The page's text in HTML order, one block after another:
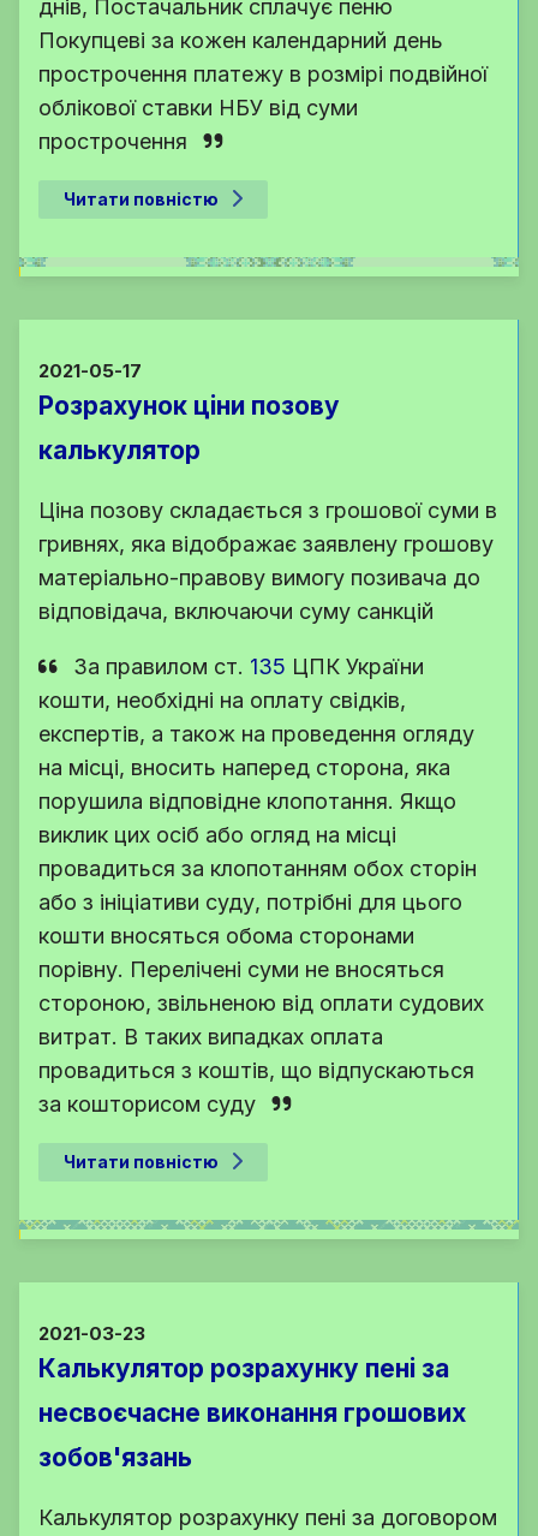
днів, Постачальник сплачує пеню
Покупцеві за кожен календарний день
прострочення платежу в розмірі подвійної
облікової ставки НБУ від суми
прострочення
Читати повністю
2021-05-17
Розрахунок ціни позову
калькулятор
Ціна позову складається з грошової суми в
гривнях, яка відображає заявлену грошову
матеріально-правову вимогу позивача до
відповідача, включаючи суму санкцій
За правилом ст. 135 ЦПК України
кошти, необхідні на оплату свідків,
експертів, а також на проведення огляду
на місці, вносить наперед сторона, яка
порушила відповідне клопотання. Якщо
виклик цих осіб або огляд на місці
провадиться за клопотанням обох сторін
або з ініціативи суду, потрібні для цього
кошти вносяться обома сторонами
порівну. Перелічені суми не вносяться
стороною, звільненою від оплати судових
витрат. В таких випадках оплата
провадиться з коштів, що відпускаються
за кошторисом суду
Читати повністю
2021-03-23
Калькулятор розрахунку пені за
несвоєчасне виконання грошових
зобов'язань
Калькулятор розрахунку пені за договором